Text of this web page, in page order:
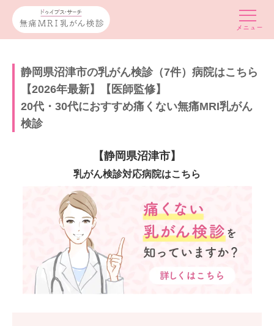
静岡県沼津市の乳がん検診（7件）病院はこちら
【2026年最新】【医師監修】
20代・30代におすすめ痛くない無痛MRI乳がん
検診
【静岡県沼津市】
乳がん検診対応病院はこちら